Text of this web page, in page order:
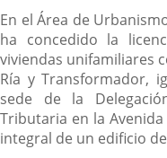
En el Área de
ha concedido la
viviendas unifamiliares
Ría y Transformador,
sede de la
Tributaria en la
integral de un edificio